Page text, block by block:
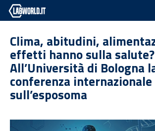
Clima, abitudini,
effetti hanno sulla salute?
All’Università di Bologna
conferenza internazionale
sull’esposoma